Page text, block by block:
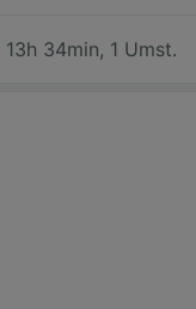
13h 34min, 1 Umst.